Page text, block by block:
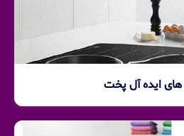
های ایده آل پخت